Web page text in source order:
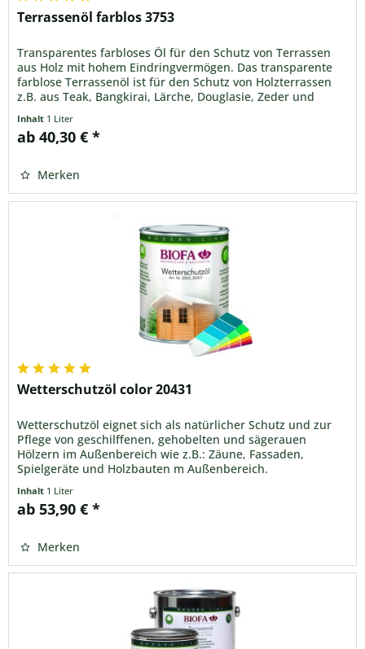
Terrassenöl farblos 3753
Transparentes farbloses Öl für den Schutz von Terrassen
aus Holz mit hohem Eindringvermögen. Das transparente
farblose Terrassenöl ist für den Schutz von Holzterrassen
z.B. aus Teak, Bangkirai, Lärche, Douglasie, Zeder und
vielen weiteren Hölzern.
Inhalt 1 Liter
ab 40,30 € *
Merken
Wetterschutzöl color 20431
Wetterschutzöl eignet sich als natürlicher Schutz und zur
Pflege von geschilffenen, gehobelten und sägerauen
Hölzern im Außenbereich wie z.B.: Zäune, Fassaden,
Spielgeräte und Holzbauten m Außenbereich.
Inhalt 1 Liter
ab 53,90 € *
Merken